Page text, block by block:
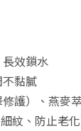
效鎖水
黏膩
護）、燕麥
紋、防止老